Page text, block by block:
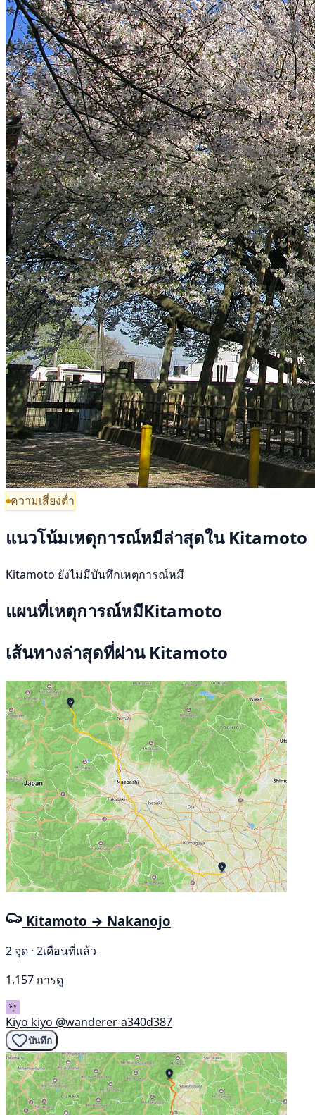
ความเสี่ยงต่ำ
แนวโน้มเหตุการณ์หมีล่าสุดใน Kitamoto
Kitamoto ยังไม่มีบันทึกเหตุการณ์หมี
แผนที่เหตุการณ์หมีKitamoto
เส้นทางล่าสุดที่ผ่าน Kitamoto
Kitamoto → Nakanojo
2 จุด · 2เดือนที่แล้ว
1,157 การดู
Kiyo kiyo @wanderer-a340d387
บันทึก